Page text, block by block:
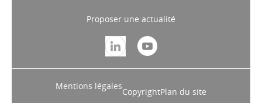
Proposer une actualité
Mentions légales
CopyrightPlan du site